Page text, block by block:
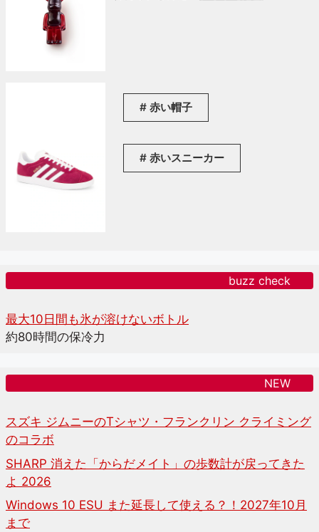
赤い帽子
赤いスニーカー
buzz check
最大10日間も氷が溶けないボトル
約80時間の保冷力
NEW
スズキ ジムニーのTシャツ・フランクリン クライミング
のコラボ
SHARP 消えた「からだメイト」の歩数計が戻ってきた
よ 2026
Windows 10 ESU また延長して使える？！2027年10月
まで